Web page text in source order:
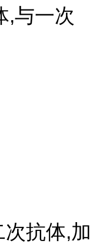
,与一次
抗体,加